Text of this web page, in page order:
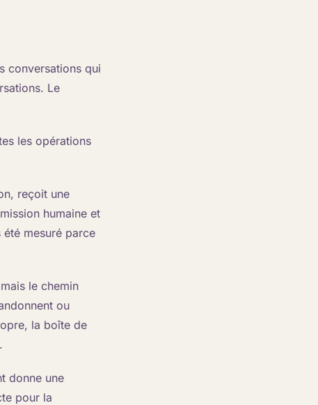
conversations qui
Le
les opérations
reçoit une
humaine et
mesuré parce
le chemin
ou
la boîte de
donne une
pour la